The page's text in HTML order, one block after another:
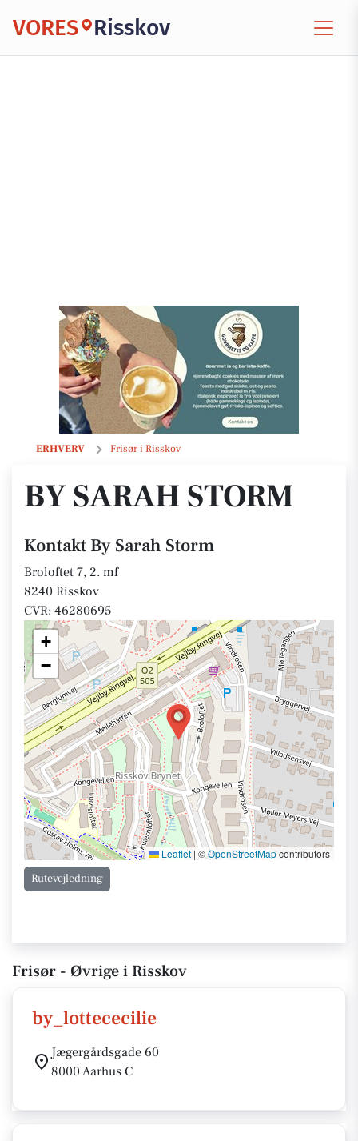
VORES Risskov
ERHVERV Frisør i Risskov
By Sarah Storm
BY SARAH STORM
Kontakt By Sarah Storm
Broloftet 7, 2. mf
8240 Risskov
CVR: 46280695
+
−
Leaflet | ©OpenStreetMapcontributors
Rutevejledning
Frisør - Øvrige i Risskov
by_lottececilie
Jægergårdsgade 60
8000 Aarhus C